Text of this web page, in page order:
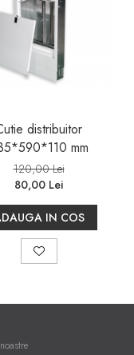
distribuitor
mm
120,00 Lei
80,00 Lei
IN COS